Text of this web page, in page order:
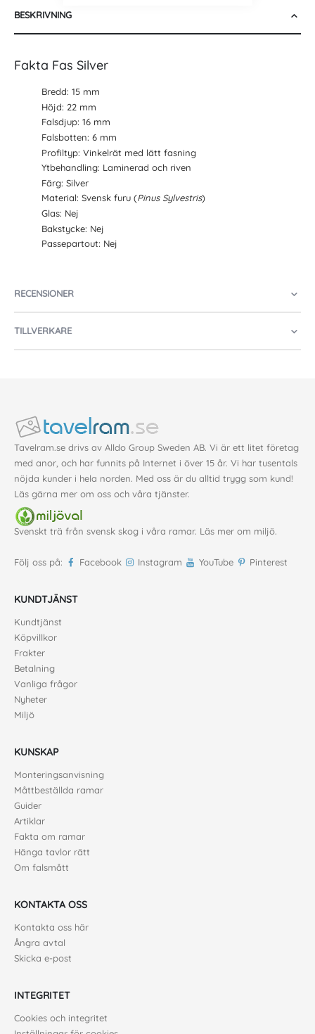
BESKRIVNING
Fakta Fas Silver
Bredd: 15 mm
Höjd: 22 mm
Falsdjup: 16 mm
Falsbotten: 6 mm
Profiltyp: Vinkelrät med lätt fasning
Ytbehandling: Laminerad och riven
Färg: Silver
Material: Svensk furu (Pinus Sylvestris)
Glas: Nej
Bakstycke: Nej
Passepartout: Nej
RECENSIONER
TILLVERKARE
Tavelram.se drivs av Alldo Group Sweden AB. Vi är ett litet företag
med anor, och har funnits på Internet i över 15 år. Vi har tusentals
nöjda kunder i hela norden. Med oss är du alltid trygg som kund!
Läs gärna mer om oss och våra tjänster.
Svenskt trä från svensk skog i våra ramar. Läs mer om miljö.
Följ oss på: Facebook Instagram YouTube Pinterest
KUNDTJÄNST
Kundtjänst
Köpvillkor
Frakter
Betalning
Vanliga frågor
Nyheter
Miljö
KUNSKAP
Monteringsanvisning
Måttbeställda ramar
Guider
Artiklar
Fakta om ramar
Hänga tavlor rätt
Om falsmått
KONTAKTA OSS
Kontakta oss här
Ångra avtal
Skicka e-post
INTEGRITET
Cookies och integritet